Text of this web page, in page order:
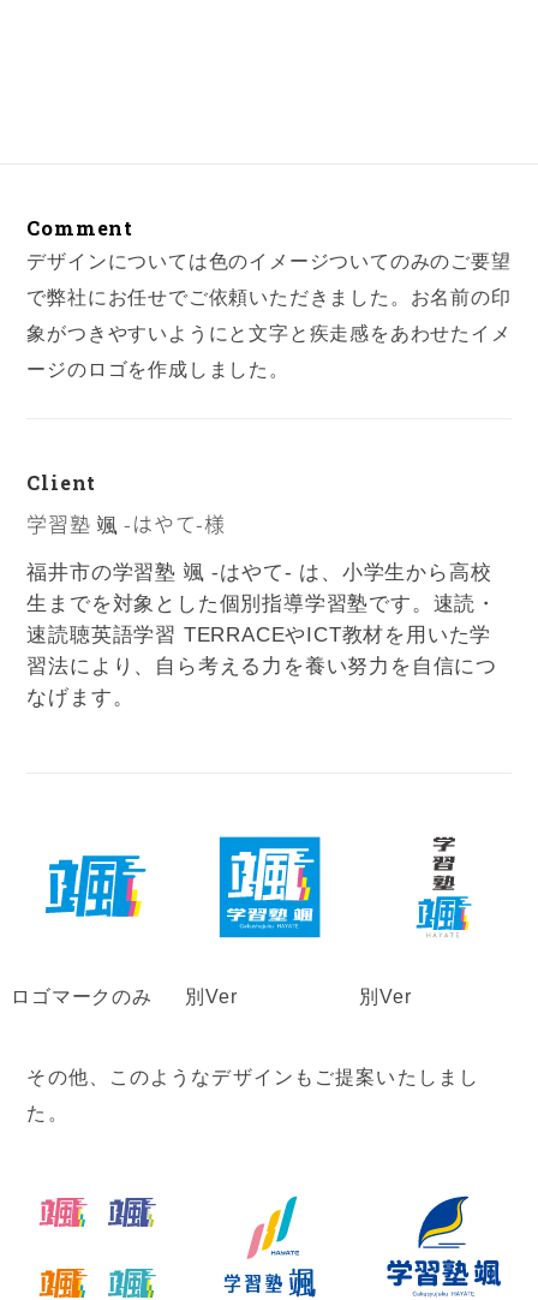
Comment
デザインについては色のイメージついてのみのご要望
で弊社にお任せでご依頼いただきました。お名前の印
象がつきやすいようにと文字と疾走感をあわせたイメ
ージのロゴを作成しました。
Client
学習塾 颯 -はやて-様
福井市の学習塾 颯 -はやて- は、小学生から高校
生までを対象とした個別指導学習塾です。速読・
速読聴英語学習 TERRACEやICT教材を用いた学
習法により、自ら考える力を養い努力を自信につ
なげます。
ロゴマークのみ 別Ver 別Ver
その他、このようなデザインもご提案いたしまし
た。